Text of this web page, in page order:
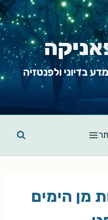
בדיוני ולפנטזיה
מן הימים